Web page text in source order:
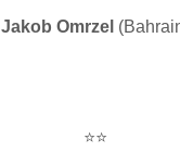
Jakob Omrzel
⭐⭐